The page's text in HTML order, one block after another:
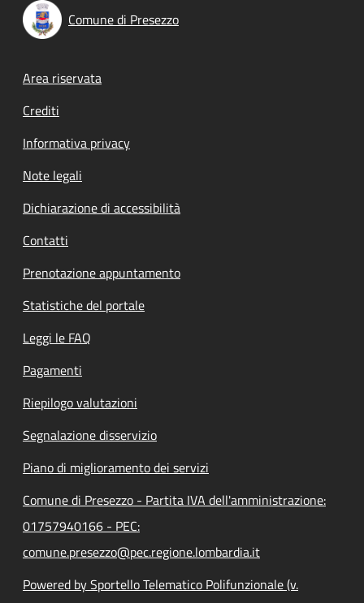
Comune di Presezzo
Footer menu
Area riservata
Crediti
Informativa privacy
Note legali
Dichiarazione di accessibilità
Contatti
Prenotazione appuntamento
Statistiche del portale
Leggi le FAQ
Pagamenti
Riepilogo valutazioni
Segnalazione disservizio
Piano di miglioramento dei servizi
Comune di Presezzo - Partita IVA dell'amministrazione:
01757940166 - PEC:
comune.presezzo@pec.regione.lombardia.it
Powered by Sportello Telematico Polifunzionale (v.